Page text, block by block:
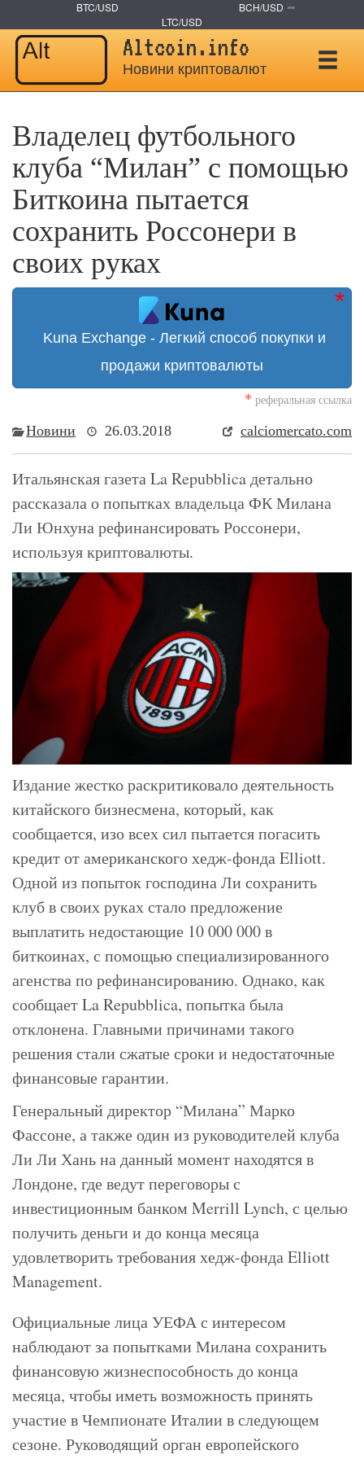
BTC/USD
BCH/USD
LTC/USD
Altcoin.info
Новини криптовалют
Владелец футбольного
клуба “Милан” с помощью
Биткоина пытается
сохранить Россонери в
своих руках
Kuna Exchange - Легкий способ покупки и
продажи криптовалюты
* реферальная ссылка
Новини 26.03.2018 calciomercato.com
Итальянская газета La Repubblica детально
рассказала о попытках владельца ФК Милана
Ли Юнхуна рефинансировать Россонери,
используя криптовалюты.
Издание жестко раскритиковало деятельность
китайского бизнесмена, который, как
сообщается, изо всех сил пытается погасить
кредит от американского хедж-фонда Elliott.
Одной из попыток господина Ли сохранить
клуб в своих руках стало предложение
выплатить недостающие 10 000 000 в
биткоинах, с помощью специализированного
агенства по рефинансированию. Однако, как
сообщает La Repubblica, попытка была
отклонена. Главными причинами такого
решения стали сжатые сроки и недостаточные
финансовые гарантии.
Генеральный директор “Милана” Марко
Фассоне, а также один из руководителей клуба
Ли Ли Хань на данный момент находятся в
Лондоне, где ведут переговоры с
инвестиционным банком Merrill Lynch, с целью
получить деньги и до конца месяца
удовлетворить требования хедж-фонда Elliott
Management.
Официальные лица УЕФА с интересом
наблюдают за попытками Милана сохранить
финансовую жизнеспособность до конца
месяца, чтобы иметь возможность принять
участие в Чемпионате Италии в следующем
сезоне. Руководящий орган европейского